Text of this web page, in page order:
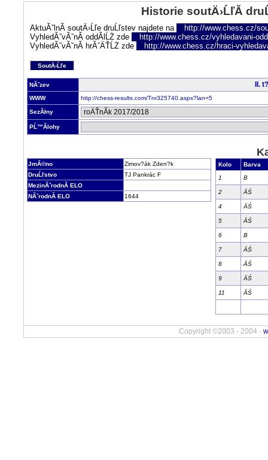
Historie soutÄ›ĹľĂ­
AktuĂˇlnĂ­ soutÄ›Ĺľe druĹľstev najdete na
http://www.chess.cz/
VyhledĂˇvĂˇnĂ­ oddĂ­lĹŻ zde
http://www.chess.cz/vyhledavani-
VyhledĂˇvĂˇnĂ­ hrĂˇÄŤĹŻ zde
http://www.chess.cz/hraci-
SoutÄ›Ĺľe
NĂˇzev II.
WWW http://chess-results.com/Tnr325740.aspx?lan=5
SezĂłny
PĹ™Ă­lohy
JmĂ©no
Zimov?ák Zden?k
DruĹľstvo
TJ Pankrác F
MezinĂˇrodnĂ­ ELO
NĂˇrodnĂ­ ELO
1644
Kolo
Barva
1
B
2 ÄŚ
4 ÄŚ
5 ÄŚ
6 B
7 ÄŚ
8 ÄŚ
9 ÄŚ
11 ÄŚ
Copyright ©2003 - 2004 ·